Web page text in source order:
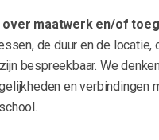
maatwerk en/of
de duur en de locatie,
bespreekbaar. We
en verbindingen